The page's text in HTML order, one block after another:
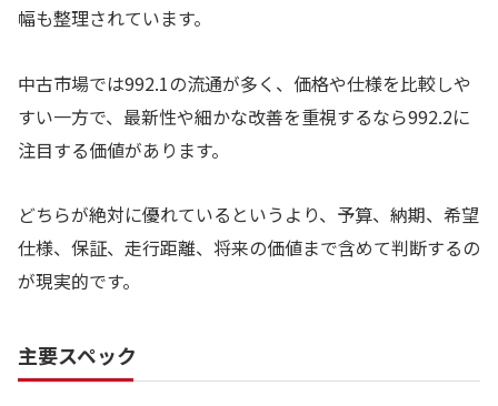
幅も整理されています。
中古市場では992.1の流通が多く、価格や仕様を比較しや
すい一方で、最新性や細かな改善を重視するなら992.2に
注目する価値があります。
どちらが絶対に優れているというより、予算、納期、希望
仕様、保証、走行距離、将来の価値まで含めて判断するの
が現実的です。
主要スペック